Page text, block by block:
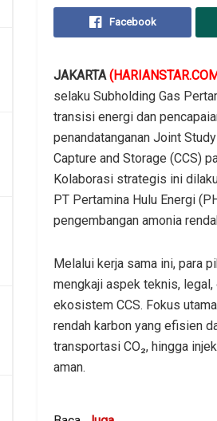
Facebook
JAKARTA
selaku Subholding Gas
transisi energi dan
penandatanganan Joint
Capture and Storage (CCS)
Kolaborasi strategis ini
PT Pertamina Hulu Energi
pengembangan amonia
Melalui kerja sama ini, para
mengkaji aspek teknis,
ekosistem CCS. Fokus
rendah karbon yang efisien
transportasi CO₂, hingga
aman.